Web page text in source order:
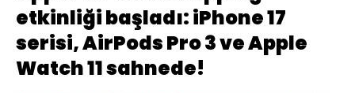
etkinliği başladı: iPhone 17
serisi, AirPods Pro 3 ve Apple
Watch 11 sahnede!